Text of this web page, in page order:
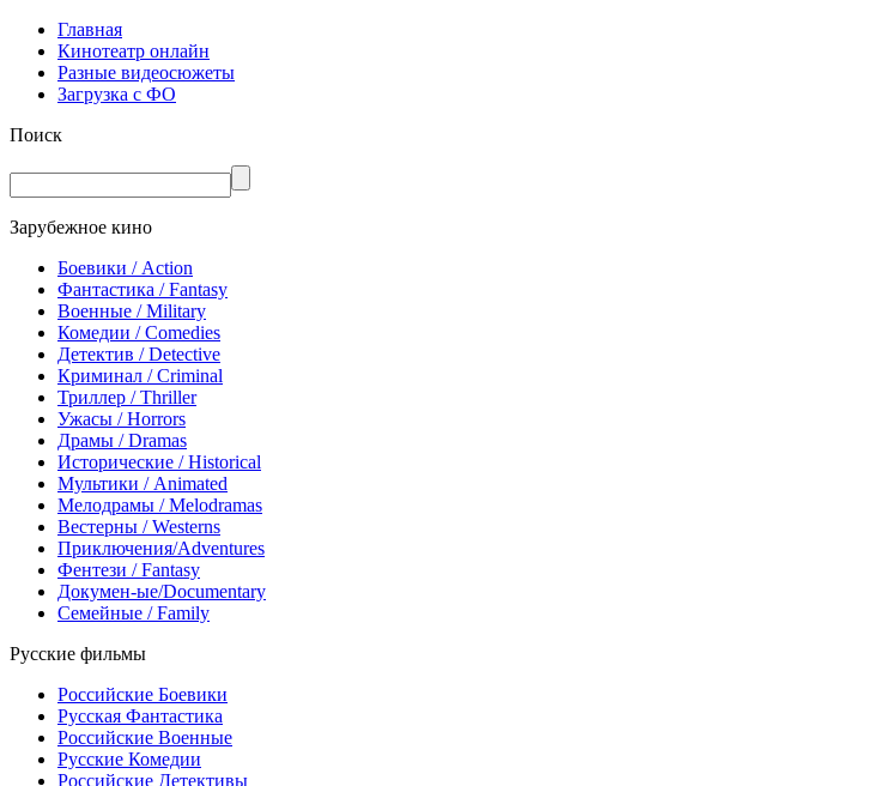
Главная
Кинотеатр онлайн
Разные видеосюжеты
Загрузка с ФО
Поиск
Зарубежное кино
Боевики / Action
Фантастика / Fantasy
Военные / Military
Комедии / Comedies
Детектив / Detective
Криминал / Criminal
Триллер / Thriller
Ужасы / Horrors
Драмы / Dramas
Исторические / Historical
Мультики / Animated
Мелодрамы / Melodramas
Вестерны / Westerns
Приключения/Adventures
Фентези / Fantasy
Докумен-ые/Documentary
Семейные / Family
Русские фильмы
Российские Боевики
Русская Фантастика
Российские Военные
Русские Комедии
Российские Детективы